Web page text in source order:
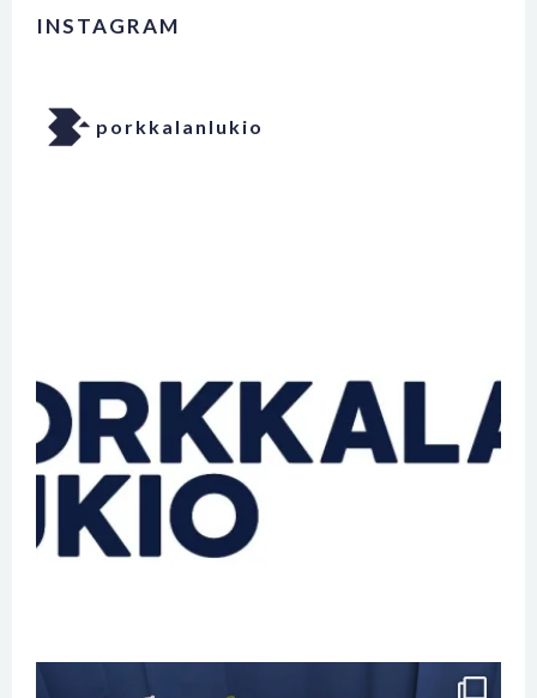
INSTAGRAM
porkkalanlukio